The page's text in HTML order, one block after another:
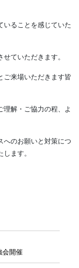
会開催
いることを感じていた
ていただきます。
ご来場いただきます皆
理解・ご協力の程、よ
へのお願いと対策につ
ます。